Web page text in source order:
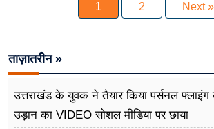
1 2 Next »
ताज़ातरीन »
उत्तराखंड के युवक ने तैयार किया पर्सनल
उड़ान का VIDEO सोशल मीडिया पर छाया